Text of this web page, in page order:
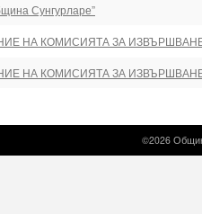
Сунгурларе”
НА КОМИСИЯТА ЗА
НА КОМИСИЯТА ЗА
©2026